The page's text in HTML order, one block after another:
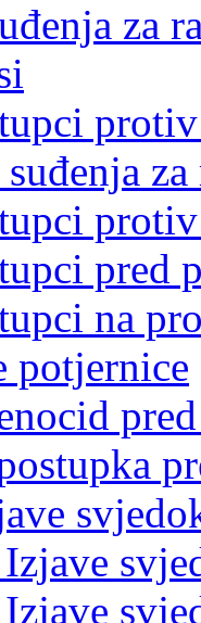
za
suđenja
pred
na
potjernice